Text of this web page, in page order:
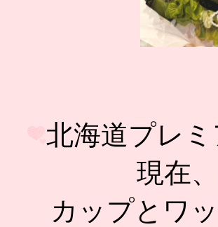
北海道プレ
現在
カップとワ